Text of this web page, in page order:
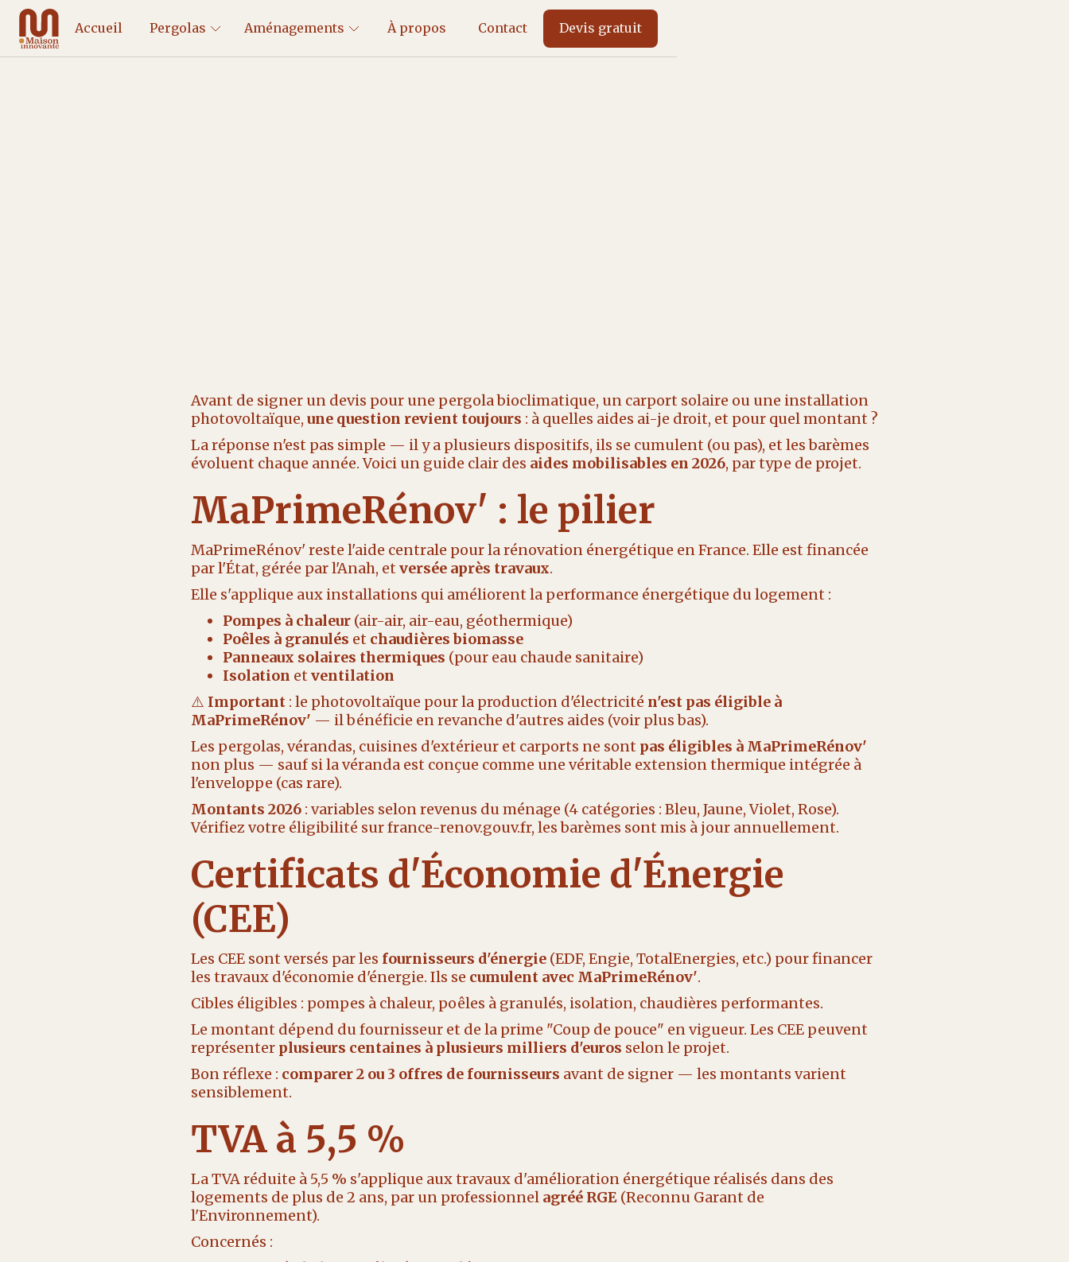
Accueil Pergolas Aménagements À propos Contact Devis gratuit
Avant de signer un devis pour une pergola bioclimatique, un carport solaire ou une installation
photovoltaïque, une question revient toujours : à quelles aides ai-je droit, et pour quel montant ?
La réponse n'est pas simple — il y a plusieurs dispositifs, ils se cumulent (ou pas), et les barèmes
évoluent chaque année. Voici un guide clair des aides mobilisables en 2026, par type de projet.
MaPrimeRénov' : le pilier
MaPrimeRénov' reste l'aide centrale pour la rénovation énergétique en France. Elle est financée
par l'État, gérée par l'Anah, et versée après travaux.
Elle s'applique aux installations qui améliorent la performance énergétique du logement :
Pompes à chaleur(air-air, air-eau, géothermique)
Poêles à granulés et chaudières biomasse
Panneaux solaires thermiques (pour eau chaude sanitaire)
Isolation et ventilation
⚠️ Important: le photovoltaïque pour la production d'électricité n'est pas éligible à
MaPrimeRénov' — il bénéficie en revanche d'autres aides (voir plus bas).
Les pergolas, vérandas, cuisines d'extérieur et carports ne sont pas éligibles à MaPrimeRénov'
non plus — sauf si la véranda est conçue comme une véritable extension thermique intégrée à
l'enveloppe (cas rare).
Montants 2026: variables selon revenus du ménage (4 catégories : Bleu, Jaune, Violet, Rose).
Vérifiez votre éligibilité sur france-renov.gouv.fr, les barèmes sont mis à jour annuellement.
Certificats d'Économie d'Énergie
(CEE)
Les CEE sont versés par les fournisseurs d'énergie(EDF, Engie, TotalEnergies, etc.) pour financer
les travaux d'économie d'énergie. Ils se cumulent avec MaPrimeRénov'.
Cibles éligibles : pompes à chaleur, poêles à granulés, isolation, chaudières performantes.
Le montant dépend du fournisseur et de la prime "Coup de pouce" en vigueur. Les CEE peuvent
représenter plusieurs centaines à plusieurs milliers d'euros selon le projet.
Bon réflexe : comparer 2 ou 3 offres de fournisseurs avant de signer — les montants varient
sensiblement.
TVA à 5,5 %
La TVA réduite à 5,5 % s'applique aux travaux d'amélioration énergétique réalisés dans des
logements de plus de 2 ans, par un professionnel agréé RGE(Reconnu Garant de
l'Environnement).
Concernés :